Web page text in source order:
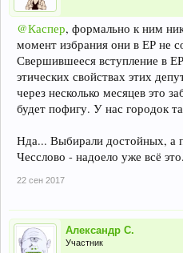
@Каспер, формально к ним
момент избрания они в ЕР не
Свершившееся вступление в
этических свойствах этих
через несколько месяцев это
будет пофигу. У нас городок
Нда... Выбирали достойных, а
Чесслово - надоело уже всё
22 сен 2017
Александр С.
Участник